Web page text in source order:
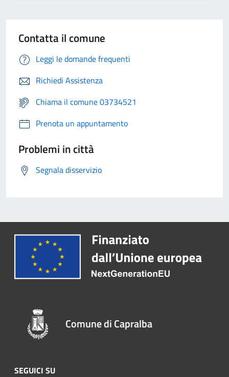
Contatta il comune
Leggi le domande frequenti
Richiedi Assistenza
Chiama il comune 03734521
Prenota un appuntamento
Problemi in città
Segnala disservizio
Comune di Capralba
SEGUICI SU